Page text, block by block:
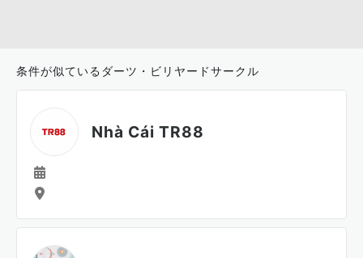
条件が似ているダーツ・ビリヤードサークル
Nhà Cái TR88